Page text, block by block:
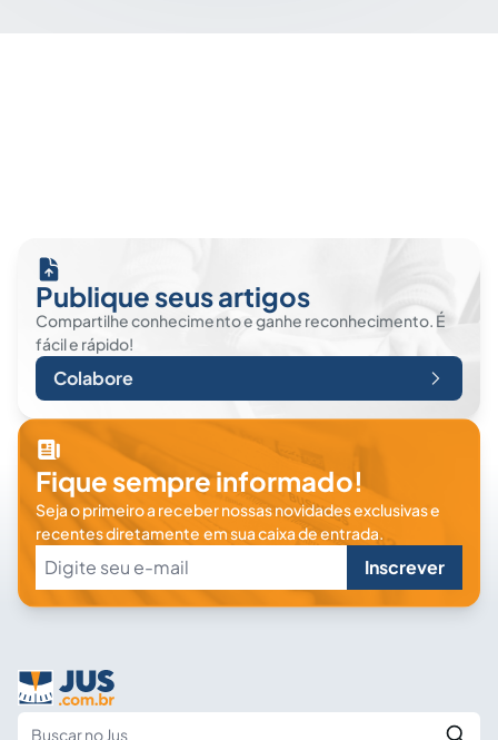
Publique seus artigos
Compartilhe conhecimento e ganhe reconhecimento. É
fácil e rápido!
Colabore
Fique sempre informado!
Seja o primeiro a receber nossas novidades exclusivas e
recentes diretamente em sua caixa de entrada.
Inscrever